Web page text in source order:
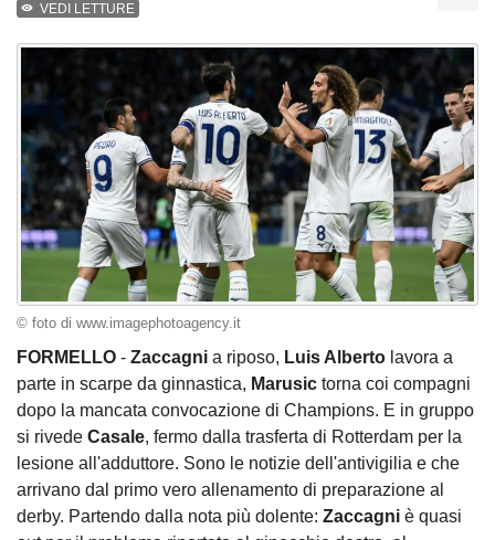
VEDI LETTURE
© foto di www.imagephotoagency.it
FORMELLO - Zaccagni a riposo, Luis Alberto lavora a
parte in scarpe da ginnastica, Marusic torna coi compagni
dopo la mancata convocazione di Champions. E in gruppo
si rivede Casale, fermo dalla trasferta di Rotterdam per la
lesione all'adduttore. Sono le notizie dell'antivigilia e che
arrivano dal primo vero allenamento di preparazione al
derby. Partendo dalla nota più dolente: Zaccagni è quasi